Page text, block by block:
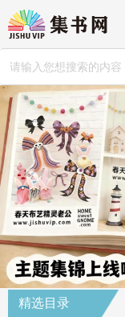
精选目录